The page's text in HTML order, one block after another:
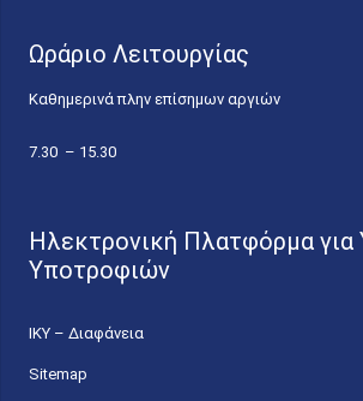
Ωράριο Λειτουργίας
Καθημερινά πλην επίσημων αργιών
7.30 – 15.30
Ηλεκτρονική Πλατφόρμα
Υποτροφιών
ΙΚΥ – Διαφάνεια
Sitemap